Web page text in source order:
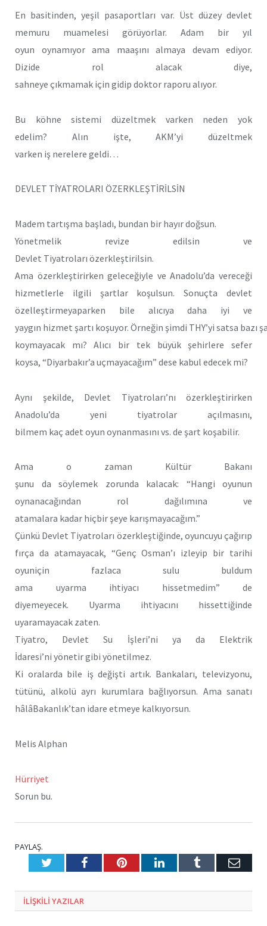
En basitinden, yeşil pasaportları var. Üst düzey devlet
memuru muamelesi görüyorlar. Adam bir yıl
oyun oynamıyor ama maaşını almaya devam ediyor.
Dizide rol alacak diye,
sahneye çıkmamak için gidip doktor raporu alıyor.
Bu köhne sistemi düzeltmek varken neden yok
edelim? Alın işte, AKM’yi düzeltmek
varken iş nerelere geldi…
DEVLET TİYATROLARI ÖZERKLEŞTİRİLSİN
Madem tartışma başladı, bundan bir hayır doğsun.
Yönetmelik revize edilsin ve
Devlet Tiyatroları özerkleştirilsin.
Ama özerkleştirirken geleceğiyle ve Anadolu’da vereceği
hizmetlerle ilgili şartlar koşulsun. Sonuçta devlet
özelleştirmeyaparken bile alıcıya daha iyi ve
yaygın hizmet şartı koşuyor. Örneğin şimdi THY’yi satsa bazı
koymayacak mı? Alıcı bir tek büyük şehirlere sefer
koysa, “Diyarbakır’a uçmayacağım” dese kabul edecek mi?
Aynı şekilde, Devlet Tiyatroları’nı özerkleştirirken
Anadolu’da yeni tiyatrolar açılmasını,
bilmem kaç adet oyun oynanmasını vs. de şart koşabilir.
Ama o zaman Kültür Bakanı
şunu da söylemek zorunda kalacak: “Hangi oyunun
oynanacağından rol dağılımına ve
atamalara kadar hiçbir şeye karışmayacağım.”
Çünkü Devlet Tiyatroları özerkleştiğinde, oyuncuyu çağırıp
fırça da atamayacak, “Genç Osman’ı izleyip bir tarihi
oyuniçin fazlaca sulu buldum
ama uyarma ihtiyacı hissetmedim” de
diyemeyecek. Uyarma ihtiyacını hissettiğinde
uyaramayacak zaten.
Tiyatro, Devlet Su İşleri’ni ya da Elektrik
İdaresi’ni yönetir gibi yönetilmez.
Ki oralarda bile iş değişti artık. Bankaları, televizyonu,
tütünü, alkolü ayrı kurumlara bağlıyorsun. Ama sanatı
hâlâBakanlık’tan idare etmeye kalkıyorsun.
Melis Alphan
Hürriyet
Sorun bu.
PAYLAŞ.
TwitterFacebookPinterestLinkedInTumblr E-
ILIŞKILI YAZILAR